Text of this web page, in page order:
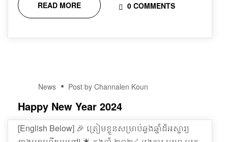
READ MORE 0 COMMENTS
30
News Post by Channalen Koun
Happy New Year 2024
[English Below] 🎉 ត្រៀមខ្លួនសម្រាប់ឆ្លងឆ្នាំដ៏អស្ចារ្យ